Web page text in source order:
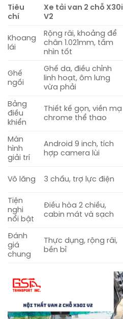
Tiêu
chí
Xe tải van 2 chỗ X30i
V2
Khoang
lái
Rộng rãi, khoảng để
chân 1.021mm, tầm
nhìn tốt
Ghế
ngồi
Ghế da, điều chỉnh
linh hoạt, ôm lưng
vừa phải
Bảng
điều
khiển
Thiết kế gọn, viền mạ
chrome thể thao
Màn
hình
giải trí
Android 9 inch, tích
hợp camera lùi
Vô lăng 3 chấu, trợ lực điện
Tiện
nghi
nổi bật
Điều hòa 2 chiều,
cabin mát và sạch
Đánh
giá
chung
Thực dụng, rộng rãi,
bền bỉ